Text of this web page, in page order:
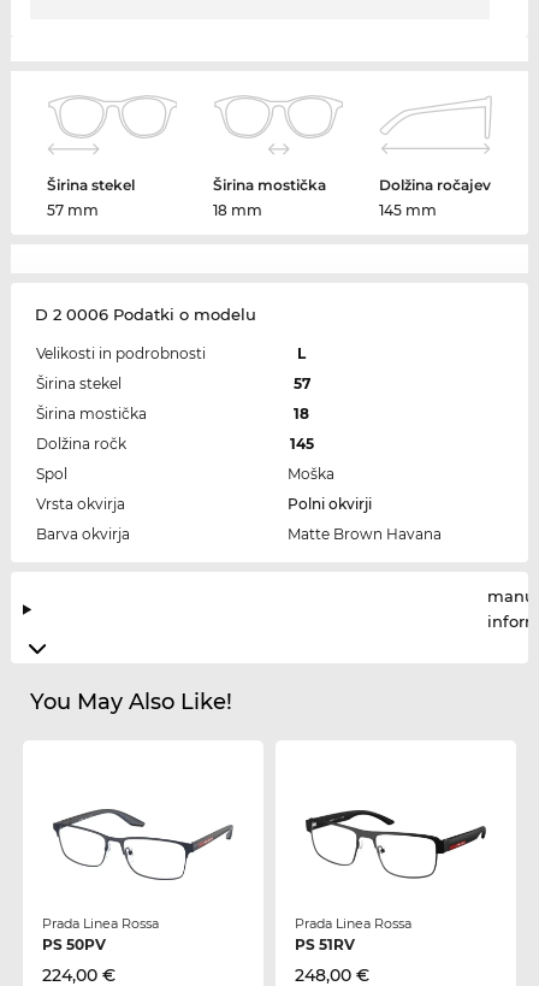
Širina stekel
57 mm
Širina mostička
18 mm
Dolžina ročajev
145 mm
D 2 0006 Podatki o modelu
Velikosti in podrobnosti
L
Širina stekel
57
Širina mostička
18
Dolžina ročk
145
Spol
Moška
Vrsta okvirja
Polni okvirji
Barva okvirja
Matte Brown Havana
You May Also Like!
Prada Linea Rossa
PS 50PV
224,00 €
Prada Linea Rossa
PS 51RV
248,00 €